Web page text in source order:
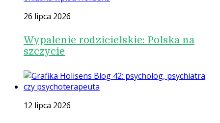
26 lipca 2026
Wypalenie rodzicielskie: Polska na
szczycie
12 lipca 2026